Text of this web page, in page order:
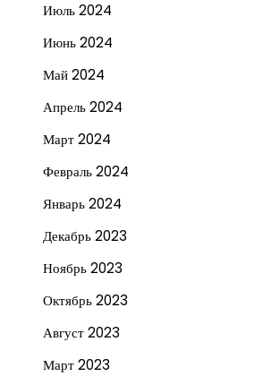
Июль 2024
Июнь 2024
Май 2024
Апрель 2024
Март 2024
Февраль 2024
Январь 2024
Декабрь 2023
Ноябрь 2023
Октябрь 2023
Август 2023
Март 2023